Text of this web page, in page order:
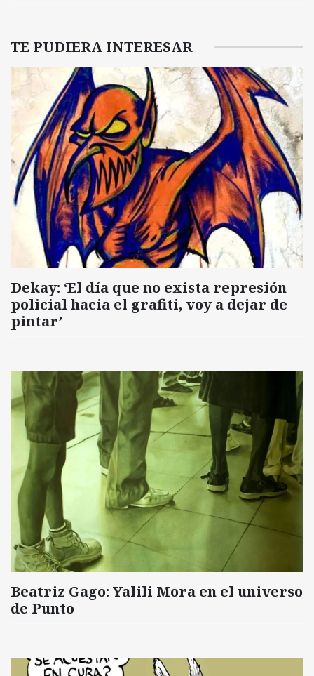
TE PUDIERA INTERESAR
Dekay: ‘El día que no exista represión
policial hacia el grafiti, voy a dejar de
pintar’
Beatriz Gago: Yalili Mora en el universo
de Punto